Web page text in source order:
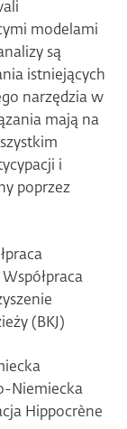
modelami
są
istniejących
narzędzia w
mają na
i
poprzez
(BKJ)
Niemiecka
Hippocrène